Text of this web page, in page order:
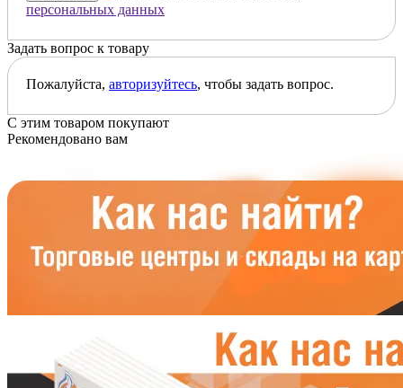
персональных данных
Задать вопрос к товару
Пожалуйста, авторизуйтесь, чтобы задать вопрос.
С этим товаром покупают
Рекомендовано вам